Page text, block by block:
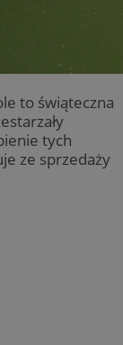
to świąteczna
tych
ze sprzedaży